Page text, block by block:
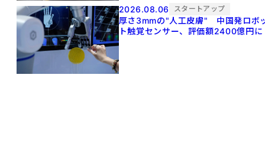
2026.08.06 スタートアップ
厚さ3mmの"人工皮膚" 中国発ロボ
ト触覚センサー、評価額2400億円に